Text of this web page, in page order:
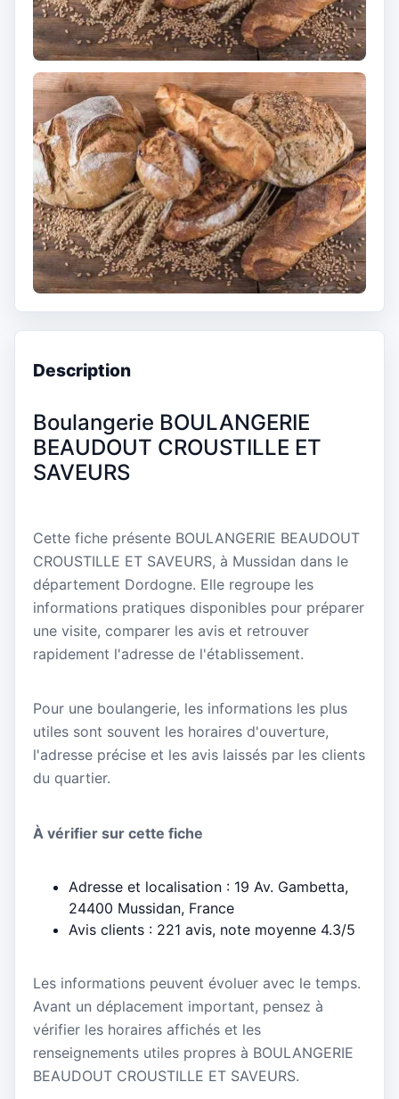
Description
Boulangerie BOULANGERIE
BEAUDOUT CROUSTILLE ET
SAVEURS
Cette fiche présente BOULANGERIE BEAUDOUT
CROUSTILLE ET SAVEURS, à Mussidan dans le
département Dordogne. Elle regroupe les
informations pratiques disponibles pour préparer
une visite, comparer les avis et retrouver
rapidement l'adresse de l'établissement.
Pour une boulangerie, les informations les plus
utiles sont souvent les horaires d'ouverture,
l'adresse précise et les avis laissés par les clients
du quartier.
À vérifier sur cette fiche
Adresse et localisation : 19 Av. Gambetta,
24400 Mussidan, France
Avis clients : 221 avis, note moyenne 4.3/5
Les informations peuvent évoluer avec le temps.
Avant un déplacement important, pensez à
vérifier les horaires affichés et les
renseignements utiles propres à BOULANGERIE
BEAUDOUT CROUSTILLE ET SAVEURS.